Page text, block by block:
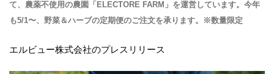
て、農薬不使用の農園「ELECTORE FARM」を運営しています。今年
も5/1〜、野菜＆ハーブの定期便のご注文を承ります。※数量限定
エルビュー株式会社のプレスリリース